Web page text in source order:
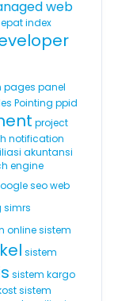
web
index
pages panel
Pointing ppid
project
notification
akuntansi
engine
seo web
simrs
onlinesistem
sistem
sistem kargo
sistem